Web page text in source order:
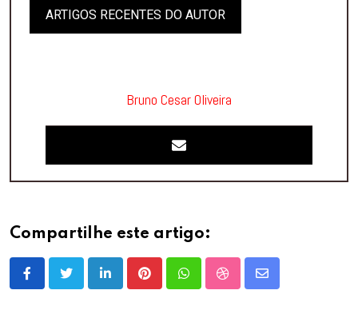
ARTIGOS RECENTES DO AUTOR
Bruno Cesar Oliveira
Compartilhe este artigo:
LinkedInPinterestWhatsappStumbleUpon
Share